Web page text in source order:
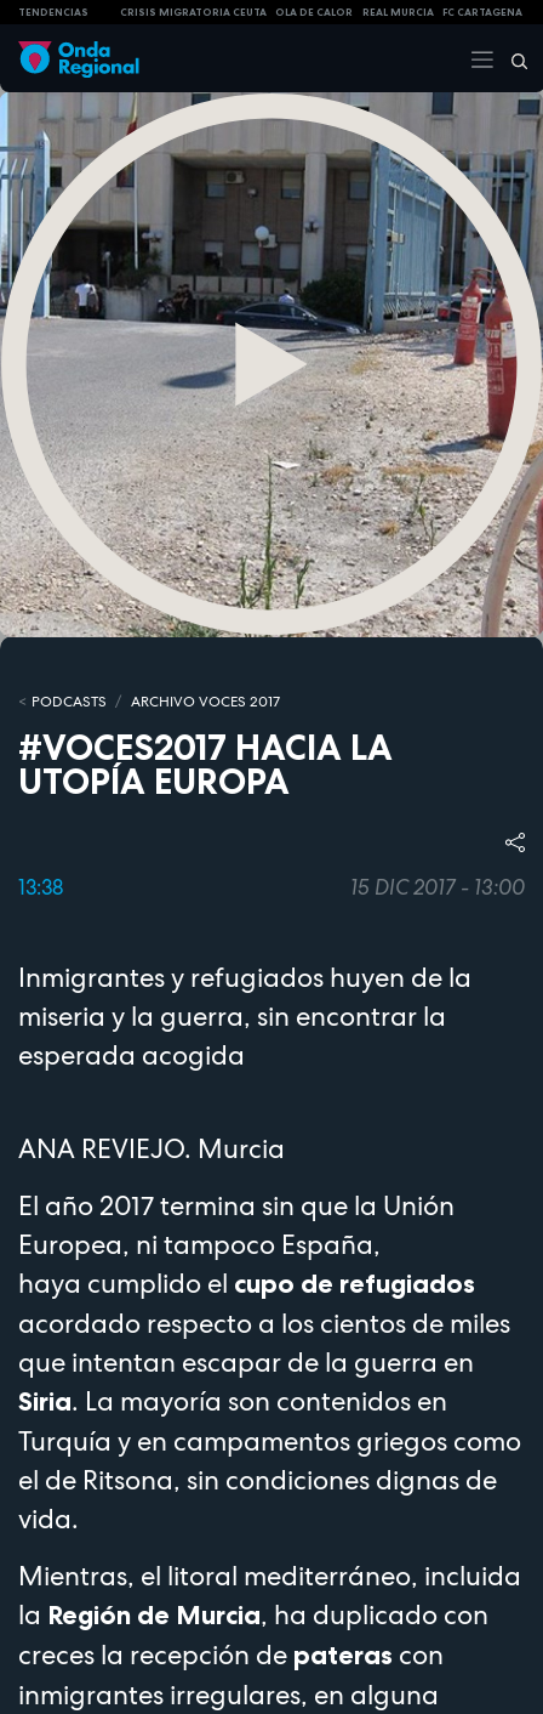
TENDENCIAS CRISIS MIGRATORIA CEUTA OLA DE CALOR REAL MURCIA FC CARTAGENA
PODCASTS ARCHIVO VOCES 2017
#VOCES2017 HACIA LA
UTOPÍA EUROPA
13:38 15 DIC 2017 - 13:00
Inmigrantes y refugiados huyen de la
miseria y la guerra, sin encontrar la
esperada acogida
ANA REVIEJO. Murcia
El año 2017 termina sin que la Unión
Europea, ni tampoco España,
haya cumplido el cupo de refugiados
acordado respecto a los cientos de miles
que intentan escapar de la guerra en
Siria. La mayoría son contenidos en
Turquía y en campamentos griegos como
el de Ritsona, sin condiciones dignas de
vida.
Mientras, el litoral mediterráneo, incluida
la Región de Murcia, ha duplicado con
creces la recepción de pateras con
inmigrantes irregulares, en alguna